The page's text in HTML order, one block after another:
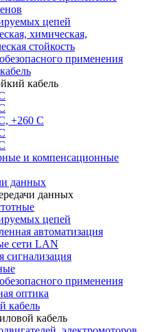
цепей
химическая,
стойкость
применения
кабель
+260 С
и компенсационные
данных
данных
цепей
автоматизация
сети LAN
сигнализация
применения
оптика
кабель
кабель